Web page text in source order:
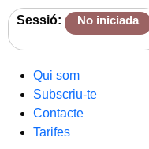
Sessió: No iniciada
Qui som
Subscriu-te
Contacte
Tarifes